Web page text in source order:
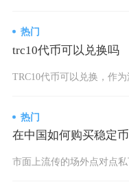
热门
trc10代币可以兑换吗
热门
在中国如何购买稳定币